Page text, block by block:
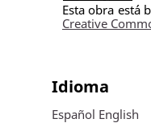
Esta obra está
Creative
Idioma
Español English